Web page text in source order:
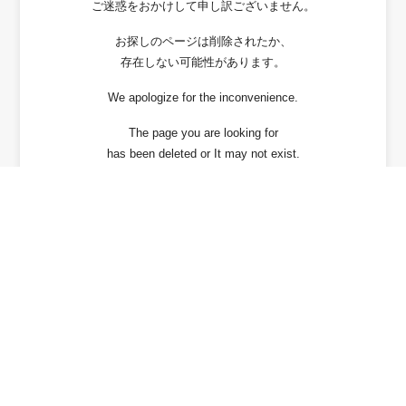
ご迷惑をおかけして申し訳ございません。
お探しのページは削除されたか、
存在しない可能性があります。
We apologize for the inconvenience.
The page you are looking for
has been deleted or It may not exist.